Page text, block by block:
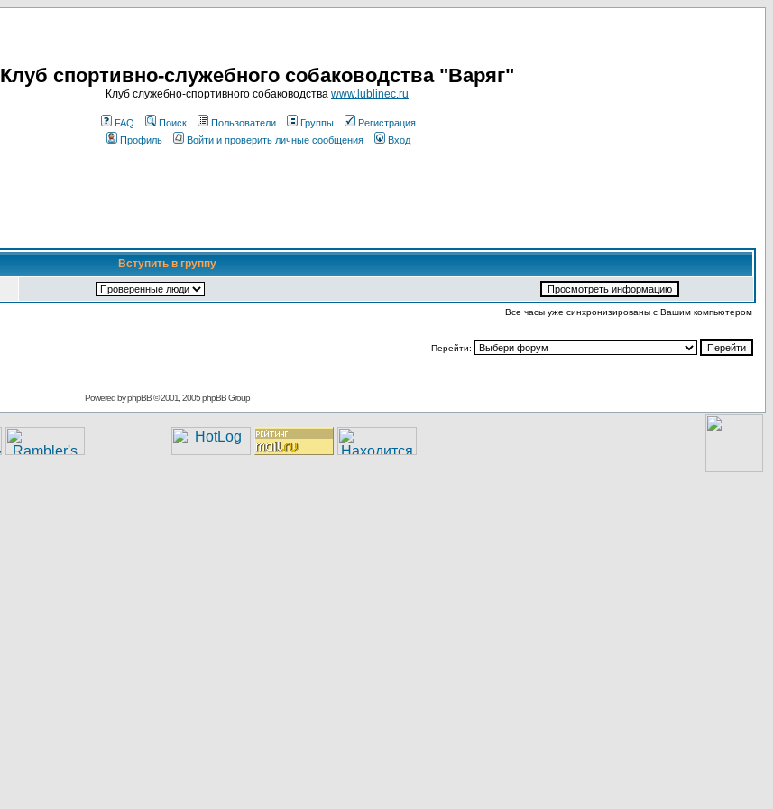
Клуб спортивно-служебного собаководства "Варяг"
Клуб служебно-спортивного собаководства www.lublinec.ru
FAQ Поиск Пользователи Группы
Регистрация
Профиль
Войти и проверить личные сообщения Вход
Вступить в группу
Все часы уже синхронизированы с Вашим компьютером
Перейти:
Powered byphpBB© 2001, 2005 phpBB Group